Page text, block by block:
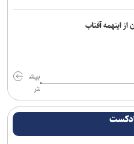
تنگه هرمز تشویق می‌کنیم
تأیید کرد
پلیس مهاجرت آمریکا
تفرقه‌انگیز کار خداست/ سایپا
به همدلی و اخلاق قرآنی نیاز دارد
از اینهمه آفتاب
بیش
تر